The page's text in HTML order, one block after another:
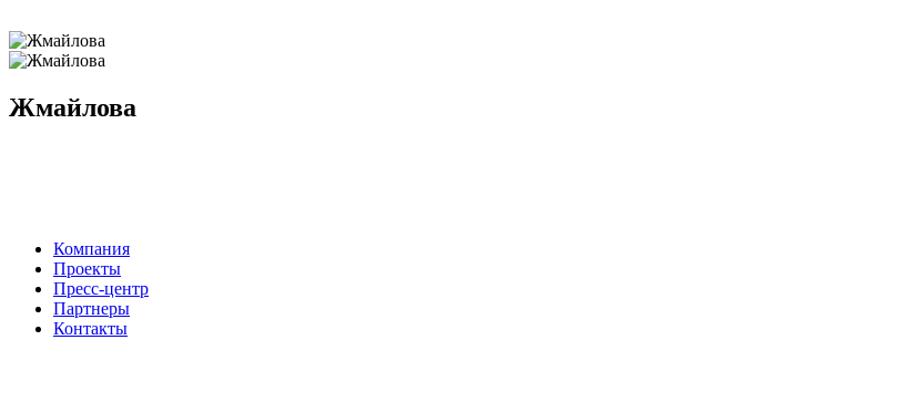
Жмайлова
Компания
Проекты
Пресс-центр
Партнеры
Контакты